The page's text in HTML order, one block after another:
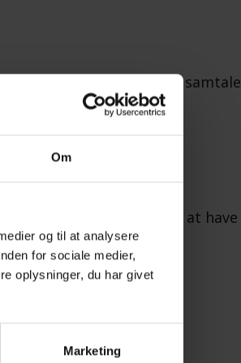
Om
og til at analysere
for sociale medier,
oplysninger, du har givet
Marketing
et par timers samvær og samtale
så stor, at det er umuligt at have
en mail